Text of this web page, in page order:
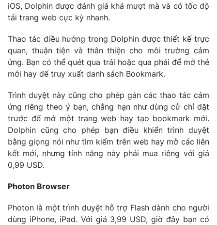
Phim VTV
Hậu trường
Nhân vật
Khán giả
Giải trí
Điện ảnh
Âm nhạc
Sao
Đời sống
Du lịch
Làm đẹp
Chất lượng cuộc sống
Giáo dục
Tuyển sinh
Học trực tuyến
Công nghệ
Hitech Công nghệ tương lai
Sản phẩm
Thị trường
Giao lưu trực tuyến
Lịch phát sóng
Chuyên mục khác
Emagazine Podcast
iOS, Dolphin được đánh giá khá mượt mà và có tốc độ
tải trang web cực kỳ nhanh.
Thao tác điều hướng trong Dolphin được thiết kế trực
quan, thuận tiện và thân thiện cho môi trường cảm
ứng. Bạn có thể quét qua trái hoặc qua phải để mở thẻ
mới hay để truy xuất danh sách Bookmark.
Trình duyệt này cũng cho phép gán các thao tác cảm
ứng riêng theo ý bạn, chẳng hạn như dùng cử chỉ đặt
trước để mở một trang web hay tạo bookmark mới.
Dolphin cũng cho phép bạn điều khiển trình duyệt
bằng giọng nói như tìm kiếm trên web hay mở các liên
kết mới, nhưng tính năng này phải mua riêng với giá
0,99 USD.
Photon Browser
Photon là một trình duyệt hỗ trợ Flash dành cho người
dùng iPhone, iPad. Với giá 3,99 USD, giờ đây bạn có